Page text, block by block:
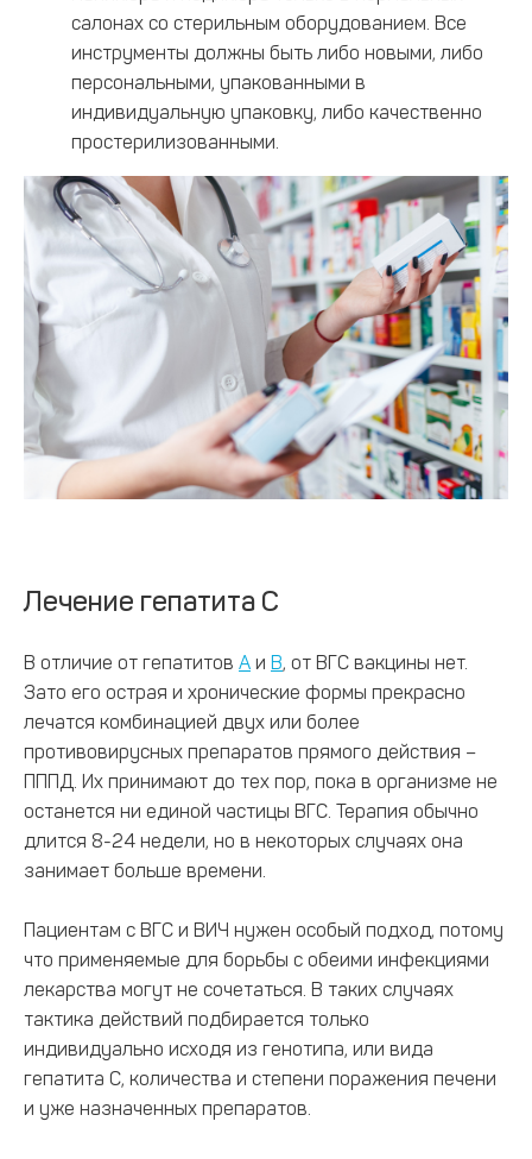
салонах со стерильным оборудованием. Все
инструменты должны быть либо новыми, либо
персональными, упакованными в
индивидуальную упаковку, либо качественно
простерилизованными.
Лечение гепатита С
В отличие от гепатитов А и В, от ВГС вакцины нет.
Зато его острая и хронические формы прекрасно
лечатся комбинацией двух или более
противовирусных препаратов прямого действия –
ПППД. Их принимают до тех пор, пока в организме не
останется ни единой частицы ВГС. Терапия обычно
длится 8-24 недели, но в некоторых случаях она
занимает больше времени.
Пациентам с ВГС и ВИЧ нужен особый подход, потому
что применяемые для борьбы с обеими инфекциями
лекарства могут не сочетаться. В таких случаях
тактика действий подбирается только
индивидуально исходя из генотипа, или вида
гепатита С, количества и степени поражения печени
и уже назначенных препаратов.